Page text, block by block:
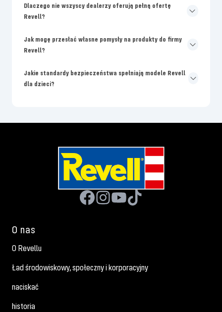
Dlaczego nie wszyscy dealerzy oferują pełną ofertę
Revell?
Jak mogę przesłać własne pomysły na produkty do firmy
Revell?
Jakie standardy bezpieczeństwa spełniają modele Revell
dla dzieci?
O nas
O Revellu
Ład środowiskowy, społeczny i korporacyjny
naciskać
historia